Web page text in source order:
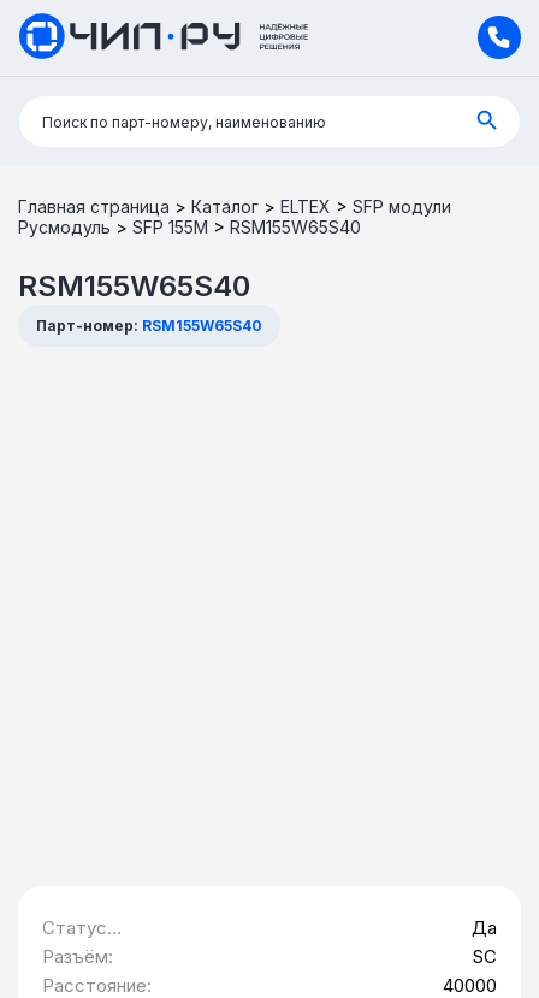
Поиск:
Поиск по парт-номеру, наименованию
Главная страница > Каталог > ELTEX > SFP модули
Русмодуль > SFP 155M > RSM155W65S40
RSM155W65S40
Парт-номер: RSM155W65S40
Статус
Минпромторг:
Да
Разъём:
SC
Расстояние:
40000